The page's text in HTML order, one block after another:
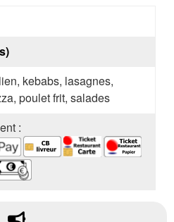
kebabs, lasagnes,
poulet frit, salades
: